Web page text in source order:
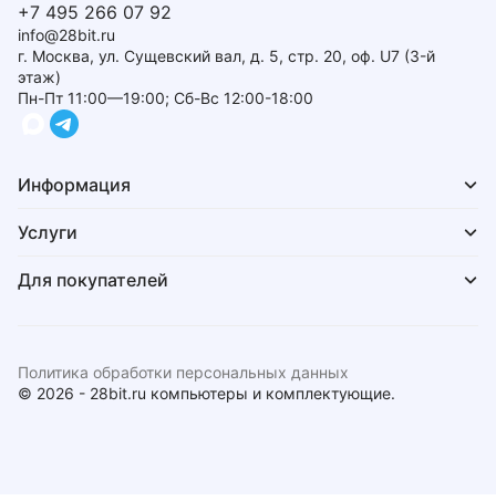
+7 495 266 07 92
info@28bit.ru
г. Москва, ул. Сущевский вал, д. 5, стр. 20, оф. U7 (3-й
этаж)
Пн-Пт 11:00—19:00; Сб-Вс 12:00-18:00
Информация
Услуги
Для покупателей
© 2026 - 28bit.ru компьютеры и комплектующие.
Политика обработки персональных данных